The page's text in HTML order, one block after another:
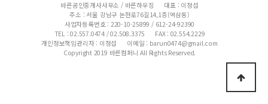
바른공인중개사사무소 / 바른하우징
대표 : 이정섭
주소 : 서울 강남구 논현로76길14,1층(역삼동)
사업자등록번호 : 220-10-25899 / 612-24-92390
TEL : 02.557.0474 / 02.508.3375
FAX : 02.554.2229
개인정보책임관리자 : 이정섭
이메일 : barun0474@gmail.com
Copyright 2019 바른컴퍼니 All Rights Reserved.